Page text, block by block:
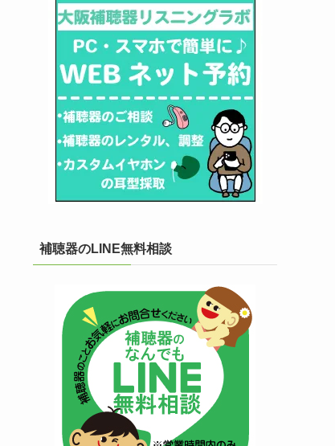
補聴器のLINE無料相談